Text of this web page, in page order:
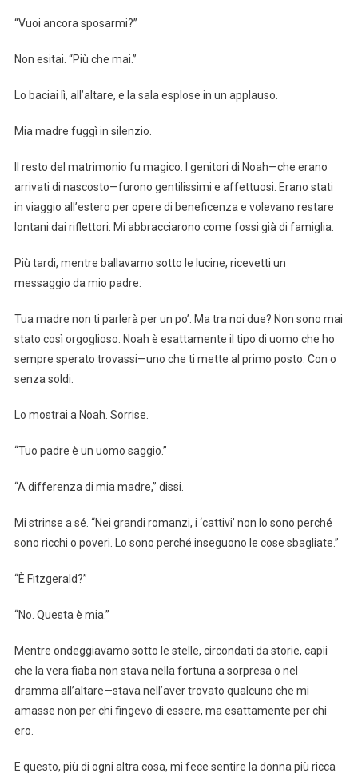
“Vuoi ancora sposarmi?”
Non esitai. “Più che mai.”
Lo baciai lì, all’altare, e la sala esplose in un applauso.
Mia madre fuggì in silenzio.
Il resto del matrimonio fu magico. I genitori di Noah—che erano
arrivati di nascosto—furono gentilissimi e affettuosi. Erano stati
in viaggio all’estero per opere di beneficenza e volevano restare
lontani dai riflettori. Mi abbracciarono come fossi già di famiglia.
Più tardi, mentre ballavamo sotto le lucine, ricevetti un
messaggio da mio padre:
Tua madre non ti parlerà per un po’. Ma tra noi due? Non sono mai
stato così orgoglioso. Noah è esattamente il tipo di uomo che ho
sempre sperato trovassi—uno che ti mette al primo posto. Con o
senza soldi.
Lo mostrai a Noah. Sorrise.
“Tuo padre è un uomo saggio.”
“A differenza di mia madre,” dissi.
Mi strinse a sé. “Nei grandi romanzi, i ‘cattivi’ non lo sono perché
sono ricchi o poveri. Lo sono perché inseguono le cose sbagliate.”
“È Fitzgerald?”
“No. Questa è mia.”
Mentre ondeggiavamo sotto le stelle, circondati da storie, capii
che la vera fiaba non stava nella fortuna a sorpresa o nel
dramma all’altare—stava nell’aver trovato qualcuno che mi
amasse non per chi fingevo di essere, ma esattamente per chi
ero.
E questo, più di ogni altra cosa, mi fece sentire la donna più ricca